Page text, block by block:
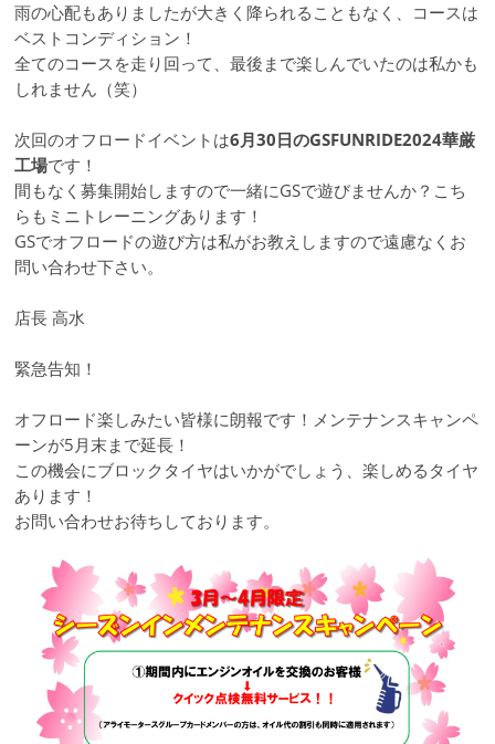
雨の心配もありましたが大きく降られることもなく、コースは
ベストコンディション！
全てのコースを走り回って、最後まで楽しんでいたのは私かも
しれません（笑）
次回のオフロードイベントは6月30日のGSFUNRIDE2024華厳
工場です！
間もなく募集開始しますので一緒にGSで遊びませんか？こち
らもミニトレーニングあります！
GSでオフロードの遊び方は私がお教えしますので遠慮なくお
問い合わせ下さい。
店長 高水
緊急告知！
オフロード楽しみたい皆様に朗報です！メンテナンスキャンペ
ーンが5月末まで延長！
この機会にブロックタイヤはいかがでしょう、楽しめるタイヤ
あります！
お問い合わせお待ちしております。